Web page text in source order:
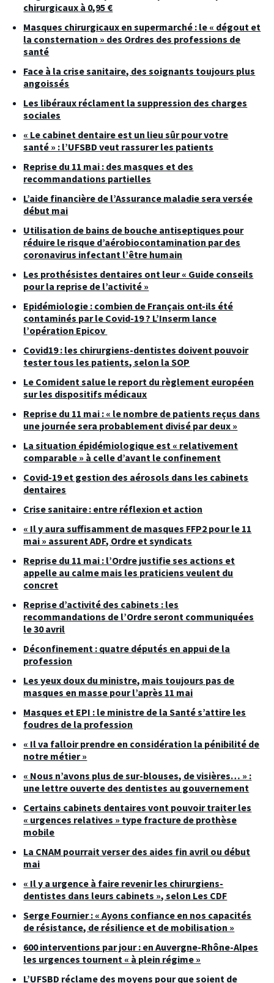
chirurgicaux à 0,95 €
Masques chirurgicaux en supermarché : le « dégout et
la consternation » des Ordres des professions de
santé
Face à la crise sanitaire, des soignants toujours plus
angoissés
Les libéraux réclament la suppression des charges
sociales
« Le cabinet dentaire est un lieu sûr pour votre
santé » : l’UFSBD veut rassurer les patients
Reprise du 11 mai : des masques et des
recommandations partielles
L’aide financière de l’Assurance maladie sera versée
début mai
Utilisation de bains de bouche antiseptiques pour
réduire le risque d’aérobiocontamination par des
coronavirus infectant l’être humain
Les prothésistes dentaires ont leur « Guide conseils
pour la reprise de l’activité »
Epidémiologie : combien de Français ont-ils été
contaminés par le Covid-19 ? L’Inserm lance
l’opération Epicov
Covid19 : les chirurgiens-dentistes doivent pouvoir
tester tous les patients, selon la SOP
Le Comident salue le report du règlement européen
sur les dispositifs médicaux
Reprise du 11 mai : « le nombre de patients reçus dans
une journée sera probablement divisé par deux »
La situation épidémiologique est « relativement
comparable » à celle d’avant le confinement
Covid-19 et gestion des aérosols dans les cabinets
dentaires
Crise sanitaire : entre réflexion et action
« Il y aura suffisamment de masques FFP2 pour le 11
mai » assurent ADF, Ordre et syndicats
Reprise du 11 mai : l’Ordre justifie ses actions et
appelle au calme mais les praticiens veulent du
concret
Reprise d’activité des cabinets : les
recommandations de l’Ordre seront communiquées
le 30 avril
Déconfinement : quatre députés en appui de la
profession
Les yeux doux du ministre, mais toujours pas de
masques en masse pour l’après 11 mai
Masques et EPI : le ministre de la Santé s’attire les
foudres de la profession
« Il va falloir prendre en considération la pénibilité de
notre métier »
« Nous n’avons plus de sur-blouses, de visières… » :
une lettre ouverte des dentistes au gouvernement
Certains cabinets dentaires vont pouvoir traiter les
« urgences relatives » type fracture de prothèse
mobile
La CNAM pourrait verser des aides fin avril ou début
mai
« Il y a urgence à faire revenir les chirurgiens-
dentistes dans leurs cabinets », selon Les CDF
Serge Fournier : « Ayons confiance en nos capacités
de résistance, de résilience et de mobilisation »
600 interventions par jour : en Auvergne-Rhône-Alpes
les urgences tournent « à plein régime »
L’UFSBD réclame des moyens pour que soient de